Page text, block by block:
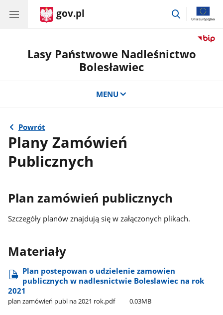
gov.pl
przejdź
Lasy Państwowe Nadleśnictwo
Bolesławiec
MENU
Powrót
Plany Zamówień
Publicznych
Plan zamówień publicznych
Szczegóły planów znajdują się w załączonych plikach.
Materiały
Plan postepowan o udzielenie zamowien
publicznych w nadlesnictwie Boleslawiec na rok
2021
plan zamówień publ na 2021 rok.pdf 0.03MB